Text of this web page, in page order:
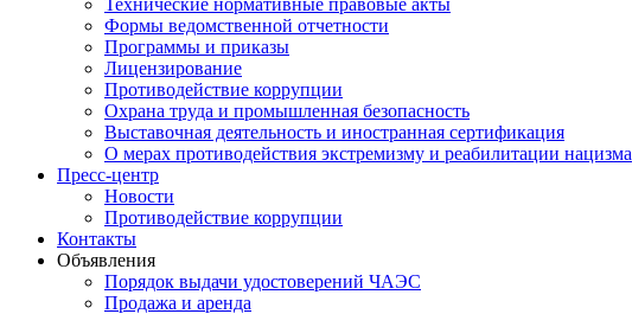
Технические нормативные правовые акты
Формы ведомственной отчетности
Программы и приказы
Лицензирование
Противодействие коррупции
Охрана труда и промышленная безопасность
Выставочная деятельность и иностранная сертификация
О мерах противодействия экстремизму и реабилитации нацизма
Пресс-центр
Новости
Противодействие коррупции
Контакты
Объявления
Порядок выдачи удостоверений ЧАЭС
Продажа и аренда